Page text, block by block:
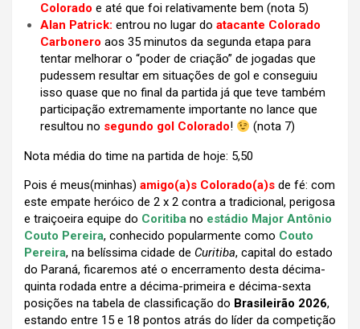
Colorado e até que foi relativamente bem (nota 5)
Alan Patrick: entrou no lugar do atacante Colorado
Carbonero aos 35 minutos da segunda etapa para
tentar melhorar o “poder de criação” de jogadas que
pudessem resultar em situações de gol e conseguiu
isso quase que no final da partida já que teve também
participação extremamente importante no lance que
resultou no segundo gol Colorado! (nota 7)
Nota média do time na partida de hoje: 5,50
Pois é meus(minhas) amigo(a)s Colorado(a)s de fé: com
este empate heróico de 2 x 2 contra a tradicional, perigosa
e traiçoeira equipe do Coritiba no estádio Major Antônio
Couto Pereira, conhecido popularmente como Couto
Pereira, na belíssima cidade de Curitiba, capital do estado
do Paraná, ficaremos até o encerramento desta décima-
quinta rodada entre a décima-primeira e décima-sexta
posições na tabela de classificação do Brasileirão 2026,
estando entre 15 e 18 pontos atrás do líder da competição